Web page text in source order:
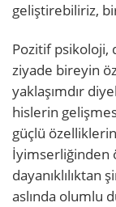
geliştirebiliriz,
Pozitif psikoloji,
ziyade bireyin
yaklaşımdır
hislerin
güçlü
İyimserliğinden
aslında olumlu